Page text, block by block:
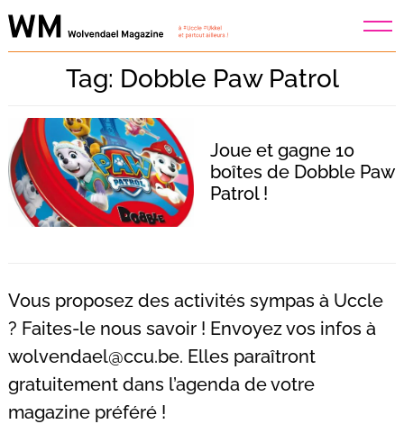
Skip
to
Tag: Dobble Paw Patrol
Joue et gagne 10
boîtes de Dobble Paw
Patrol !
Vous proposez des activités sympas à Uccle
? Faites-le nous savoir ! Envoyez vos infos à
wolvendael@ccu.be. Elles paraîtront
gratuitement dans l’agenda de votre
magazine préféré !
Recherche
pour
: